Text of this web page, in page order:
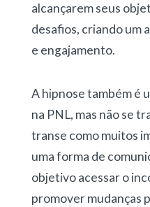
alcançarem seus
desafios, criando um
e engajamento.
A hipnose também é
na PNL, mas não se
transe como muitos
uma forma de
objetivo acessar o
promover mudanças